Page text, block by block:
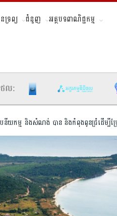
រព្យ ជំនួញ អត្ថបទពាណិជ្ជកម្ម
ល:
យកម្ម និងសំណង់ បាន និងកំពុង​ពូនជ្រំដើម្បី​ប្រែក្